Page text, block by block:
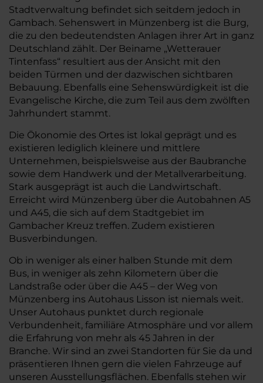
Stadtverwaltung befindet sich seitdem jedoch in
Gambach. Sehenswert in Münzenberg ist die Burg,
die zu den bedeutendsten Anlagen ihrer Art in ganz
Deutschland zählt. Der Beiname „Wetterauer
Tintenfass“ resultiert aus der Ansicht mit den
beiden Türmen und der dazwischen sichtbaren
Bebauung. Ebenfalls eine Sehenswürdigkeit ist die
Evangelische Kirche, die zum Teil aus dem zwölften
Jahrhundert stammt.
Die Ökonomie des Ortes ist lokal geprägt und es
existieren lediglich kleinere und mittlere
Unternehmen, beispielsweise aus der Baubranche
sowie dem Handwerk und der Metallverarbeitung.
Stark ausgeprägt ist auch die Landwirtschaft.
Erreicht wird Münzenberg über die Autobahnen A5
und A45, die sich auf dem Stadtgebiet im
Gambacher Kreuz treffen. Zudem existieren
Busverbindungen.
Ob in weniger als einer halben Stunde mit dem
Bus, in weniger als zehn Kilometern über die
Landstraße oder über die A45 – der Weg von
Münzenberg ins Autohaus Lisson ist niemals weit.
Unser Autohaus punktet durch regionale
Verbundenheit, familiäre Atmosphäre und vor allem
die Erfahrung von mehr als 45 Jahren in der
Branche. Wir sind an zwei Standorten für Sie da und
präsentieren Ihnen gern die vielen Fahrzeuge auf
unseren Ausstellungsflächen. Ebenfalls stehen wir